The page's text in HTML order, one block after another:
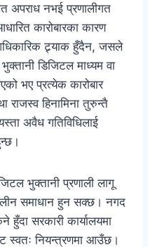
अपराध नभई प्रणालीगत
कारोबारका कारण
ट्र्याक हुँदैन, जसले
डिजिटल माध्यम वा
भए प्रत्येक कारोबार
राजस्व हिनामिना तुरुन्तै
अवैध गतिविधिलाई
भुक्तानी प्रणाली लागू
समाधान हुन सक्छ। नगद
हुँदा सरकारी कार्यालयमा
स्वतः नियन्त्रणमा आउँछ।